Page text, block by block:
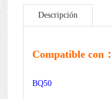
Descripción
Compatible con：
BQ50